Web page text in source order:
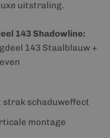
uitstraling.
143 Shadowline:
143 Staalblauw +
strak schaduweffect
montage